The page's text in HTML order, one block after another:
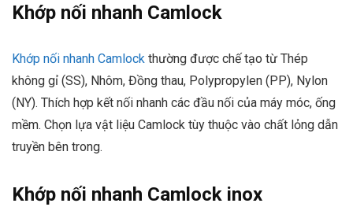
Khớp nối nhanh Camlock
Khớp nối nhanh Camlock thường được chế tạo từ Thép
không gỉ (SS), Nhôm, Đồng thau, Polypropylen (PP), Nylon
(NY). Thích hợp kết nối nhanh các đầu nối của máy móc, ống
mềm. Chọn lựa vật liệu Camlock tùy thuộc vào chất lỏng dẫn
truyền bên trong.
Khớp nối nhanh Camlock inox